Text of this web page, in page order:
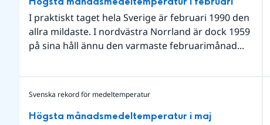
I praktiskt taget hela Sverige är februari 1990 den
allra mildaste. I nordvästra Norrland är dock 1959
på sina håll ännu den varmaste februarimånad...
Svenska rekord för medeltemperatur
Högsta månadsmedeltemperatur i maj